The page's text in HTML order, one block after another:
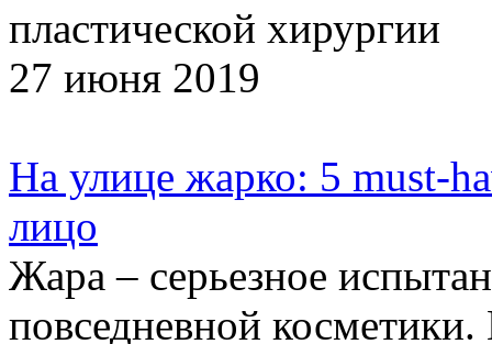
пластической хирургии
27 июня 2019
На улице жарко: 5 must-
лицо
Жара – серьезное
повседневной